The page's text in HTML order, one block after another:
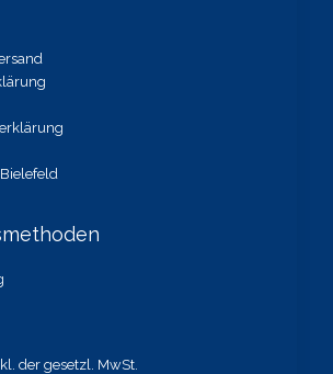
der gesetzl. MwSt.